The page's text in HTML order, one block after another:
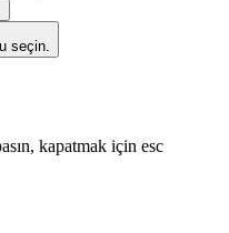
seçin.
kapatmak için esc